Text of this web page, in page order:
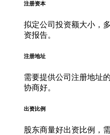
注册资本
拟定公司投资额大小，
资报告。
注册地址
需要提供公司注册地址
协商好。
出资比例
股东商量好出资比例，